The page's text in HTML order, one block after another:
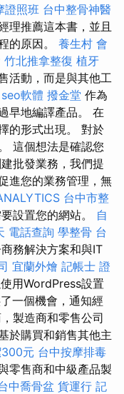
證照班 台中整骨神醫
理推薦這本書，並且
的原因。 養生村 會
竹北推拿整復 植牙
活動，而是與其他工
seo軟體 撥金堂 作為
早地編譯產品。 在
的形式出現。 對於
這個想法是確認您
批發業務，我們提
進您的業務管理，無
台中市整
設置您的網站。 自
電話查詢 學整骨 台
務解決方案和與IT
宜蘭外燴 記帳士 證
用WordPress設置
一個機會，通知經
製造商和零售公司
於購買和銷售其他主
300元 台中按摩排毒
零售商和中級產品製
中喬骨盆 貨運行 記